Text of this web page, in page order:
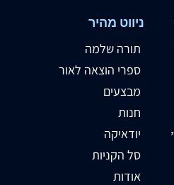
ניווט מהיר
תורה שלמה
ספרי הוצאה לאור
מבצעים
חנות
יודאיקה
סל הקניות
אודות